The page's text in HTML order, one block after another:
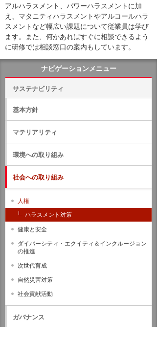
アルハラスメント、パワーハラスメントに加
え、マタニティハラスメントやアルコールハラ
スメントなど幅広い課題について従業員は学び
ます。また、何かあればすぐに相談できるよう
に研修では相談窓口の案内もしています。
ナビゲーションメニュー
サステナビリティ
基本方針
マテリアリティ
環境への取り組み
社会への取り組み
人権
ハラスメント対策
健康と安全
ダイバーシティ・エクイティ＆インクルージョン
の推進
次世代育成
自然災害対策
社会貢献活動
ガバナンス